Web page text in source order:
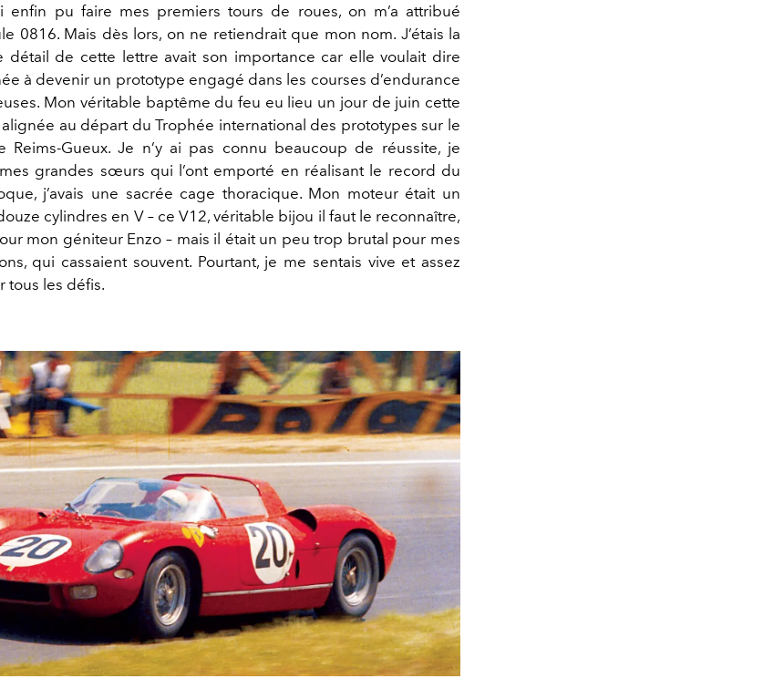
enfin pu faire mes premiers tours de roues, on m’a attribué
0816. Mais dès lors, on ne retiendrait que mon nom. J’étais la
détail de cette lettre avait son importance car elle voulait dire
à devenir un prototype engagé dans les courses d’endurance
Mon véritable baptême du feu eu lieu un jour de juin cette
au départ du Trophée international des prototypes sur le
Reims-Gueux. Je n’y ai pas connu beaucoup de réussite, je
mes grandes sœurs qui l’ont emporté en réalisant le record du
j’avais une sacrée cage thoracique. Mon moteur était un
cylindres en V – ce V12, véritable bijou il faut le reconnaître,
mon géniteur Enzo – mais il était un peu trop brutal pour mes
qui cassaient souvent. Pourtant, je me sentais vive et assez
tous les défis.